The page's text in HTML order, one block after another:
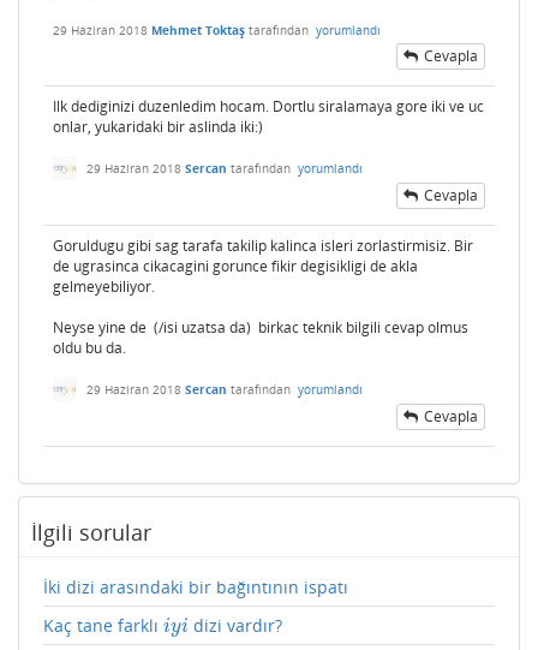
29 Haziran 2018 Mehmet Toktaş tarafından yorumlandı
Cevapla
Ilk dediginizi duzenledim hocam. Dortlu siralamaya gore iki ve uc
onlar, yukaridaki bir aslinda iki:)
29 Haziran 2018 Sercan tarafından yorumlandı
Cevapla
Goruldugu gibi sag tarafa takilip kalinca isleri zorlastirmisiz. Bir
de ugrasinca cikacagini gorunce fikir degisikligi de akla
gelmeyebiliyor.
Neyse yine de (/isi uzatsa da) birkac teknik bilgili cevap olmus
oldu bu da.
29 Haziran 2018 Sercan tarafından yorumlandı
Cevapla
İlgili sorular
İki dizi arasındaki bir bağıntının ispatı
Kaç tane farklı iyi
iyi dizi vardır?